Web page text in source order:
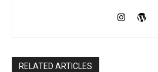
RELATED ARTICLES